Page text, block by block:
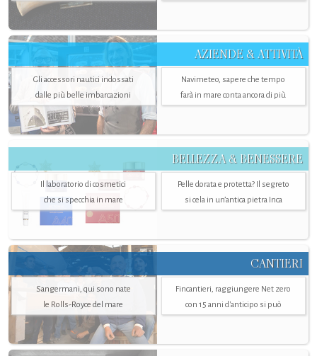
AZIENDE & ATTIVITÀ
Gli accessori nautici indossati
dalle più belle imbarcazioni
Navimeteo, sapere che tempo
farà in mare conta ancora di più
BELLEZZA & BENESSERE
Il laboratorio di cosmetici
che si specchia in mare
Pelle dorata e protetta? Il segreto
si cela in un’antica pietra Inca
CANTIERI
Sangermani, qui sono nate
le Rolls-Royce del mare
Fincantieri, raggiungere Net zero
con 15 anni d'anticipo si può